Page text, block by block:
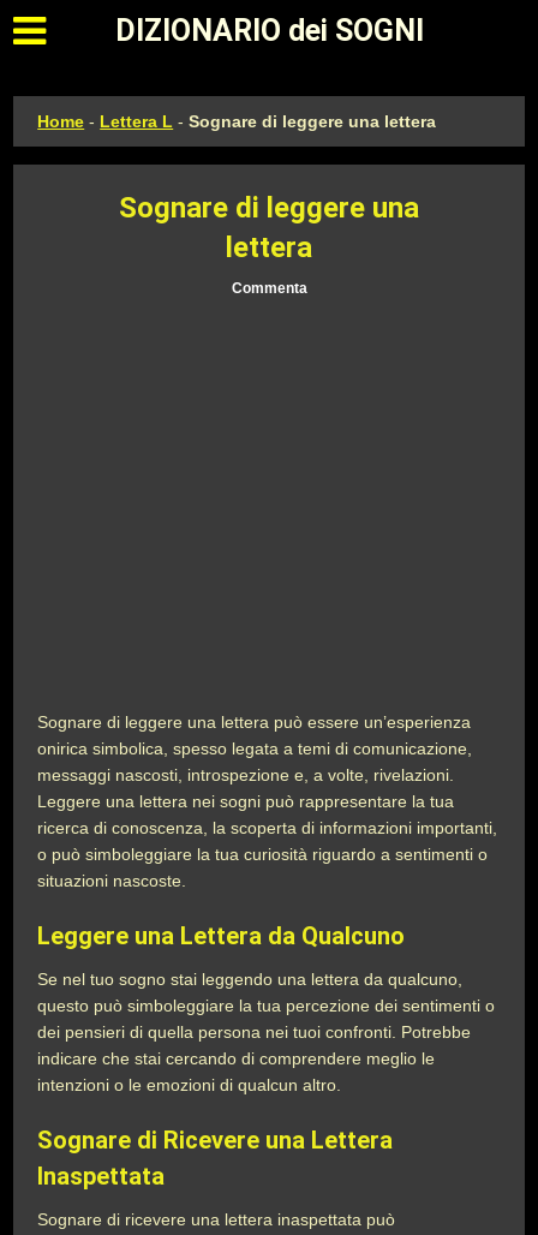
Apri il menu principale
DIZIONARIO dei SOGNI
Home - Lettera L -Sognare di leggere una lettera
Sognare di leggere una
lettera
Commenta
Sognare di leggere una lettera può essere un’esperienza
onirica simbolica, spesso legata a temi di comunicazione,
messaggi nascosti, introspezione e, a volte, rivelazioni.
Leggere una lettera nei sogni può rappresentare la tua
ricerca di conoscenza, la scoperta di informazioni importanti,
o può simboleggiare la tua curiosità riguardo a sentimenti o
situazioni nascoste.
Leggere una Lettera da Qualcuno
Se nel tuo sogno stai leggendo una lettera da qualcuno,
questo può simboleggiare la tua percezione dei sentimenti o
dei pensieri di quella persona nei tuoi confronti. Potrebbe
indicare che stai cercando di comprendere meglio le
intenzioni o le emozioni di qualcun altro.
Sognare di Ricevere una Lettera
Inaspettata
Sognare di ricevere una lettera inaspettata può